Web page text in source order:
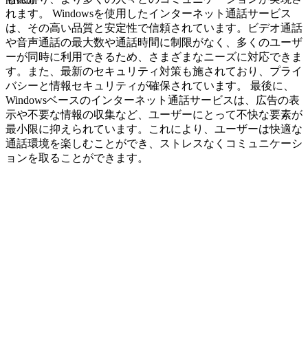
れます。 Windowsを使用したインターネット通話サービス
は、その高い品質と安定性で信頼されています。ビデオ通話
や音声通話の最大数や通話時間に制限がなく、多くのユーザ
ーが同時に利用できるため、さまざまなニーズに対応できま
す。また、最新のセキュリティ対策も施されており、プライ
バシーと情報セキュリティが確保されています。 最後に、
Windowsベースのインターネット通話サービスは、広告の表
示や不要な情報の収集など、ユーザーにとって不快な要素が
最小限に抑えられています。これにより、ユーザーは快適な
通話環境を楽しむことができ、ストレスなくコミュニケーシ
ョンを取ることができます。